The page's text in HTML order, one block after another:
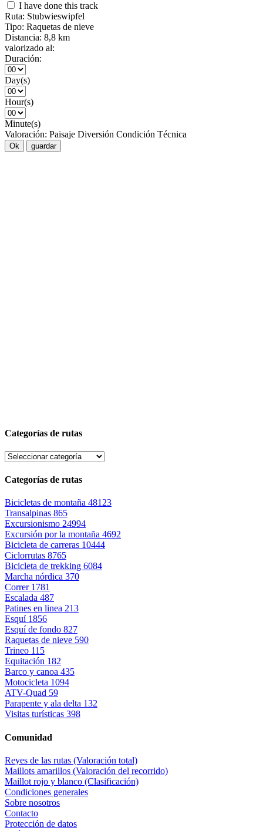
I have done this track
Ruta: Stubwieswipfel
Tipo: Raquetas de nieve
Distancia: 8,8 km
valorizado al:
Duración:
Day(s)
Hour(s)
Minute(s)
Valoración: Paisaje Diversión Condición Técnica
Ok guardar
Categorías de rutas
Categorías de rutas
Bicicletas de montaña 48123
Transalpinas 865
Excursionismo 24994
Excursión por la montaña 4692
Bicicleta de carreras 10444
Ciclorrutas 8765
Bicicleta de trekking 6084
Marcha nórdica 370
Correr 1781
Escalada 487
Patines en linea 213
Esquí 1856
Esquí de fondo 827
Raquetas de nieve 590
Trineo 115
Equitación 182
Barco y canoa 435
Motocicleta 1094
ATV-Quad 59
Parapente y ala delta 132
Visitas turísticas 398
Comunidad
Reyes de las rutas (Valoración total)
Maillots amarillos (Valoración del recorrido)
Maillot rojo y blanco (Clasificación)
Condiciones generales
Sobre nosotros
Contacto
Protección de datos